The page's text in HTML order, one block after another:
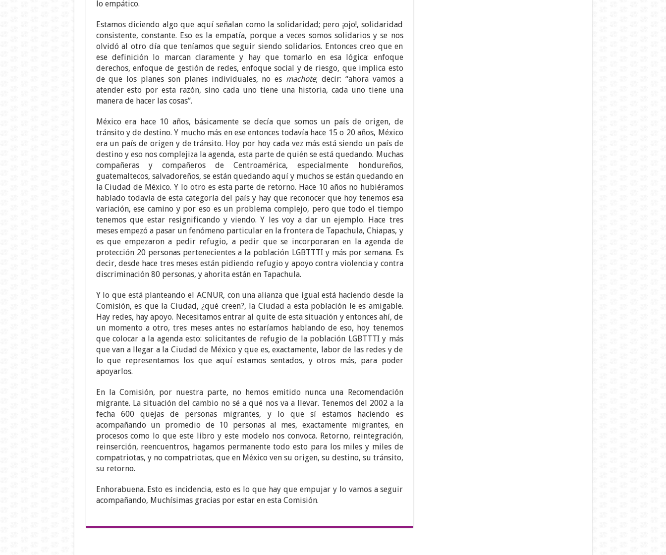
lo empático.
Estamos diciendo algo que aquí señalan como la solidaridad; pero ¡ojo!, solidaridad
consistente, constante. Eso es la empatía, porque a veces somos solidarios y se nos
olvidó al otro día que teníamos que seguir siendo solidarios. Entonces creo que en
ese definición lo marcan claramente y hay que tomarlo en esa lógica: enfoque
derechos, enfoque de gestión de redes, enfoque social y de riesgo, que implica esto
de que los planes son planes individuales, no es machote; decir: “ahora vamos a
atender esto por esta razón, sino cada uno tiene una historia, cada uno tiene una
manera de hacer las cosas”.
México era hace 10 años, básicamente se decía que somos un país de origen, de
tránsito y de destino. Y mucho más en ese entonces todavía hace 15 o 20 años, México
era un país de origen y de tránsito. Hoy por hoy cada vez más está siendo un país de
destino y eso nos complejiza la agenda, esta parte de quién se está quedando. Muchas
compañeras y compañeros de Centroamérica, especialmente hondureños,
guatemaltecos, salvadoreños, se están quedando aquí y muchos se están quedando en
la Ciudad de México. Y lo otro es esta parte de retorno. Hace 10 años no hubiéramos
hablado todavía de esta categoría del país y hay que reconocer que hoy tenemos esa
variación, ese camino y por eso es un problema complejo, pero que todo el tiempo
tenemos que estar resignificando y viendo. Y les voy a dar un ejemplo. Hace tres
meses empezó a pasar un fenómeno particular en la frontera de Tapachula, Chiapas, y
es que empezaron a pedir refugio, a pedir que se incorporaran en la agenda de
protección 20 personas pertenecientes a la población LGBTTTI y más por semana. Es
decir, desde hace tres meses están pidiendo refugio y apoyo contra violencia y contra
discriminación 80 personas, y ahorita están en Tapachula.
Y lo que está planteando el ACNUR, con una alianza que igual está haciendo desde la
Comisión, es que la Ciudad, ¿qué creen?, la Ciudad a esta población le es amigable.
Hay redes, hay apoyo. Necesitamos entrar al quite de esta situación y entonces ahí, de
un momento a otro, tres meses antes no estaríamos hablando de eso, hoy tenemos
que colocar a la agenda esto: solicitantes de refugio de la población LGBTTTI y más
que van a llegar a la Ciudad de México y que es, exactamente, labor de las redes y de
lo que representamos los que aquí estamos sentados, y otros más, para poder
apoyarlos.
En la Comisión, por nuestra parte, no hemos emitido nunca una Recomendación
migrante. La situación del cambio no sé a qué nos va a llevar. Tenemos del 2002 a la
fecha 600 quejas de personas migrantes, y lo que sí estamos haciendo es
acompañando un promedio de 10 personas al mes, exactamente migrantes, en
procesos como lo que este libro y este modelo nos convoca. Retorno, reintegración,
reinserción, reencuentros, hagamos permanente todo esto para los miles y miles de
compatriotas, y no compatriotas, que en México ven su origen, su destino, su tránsito,
su retorno.
Enhorabuena. Esto es incidencia, esto es lo que hay que empujar y lo vamos a seguir
acompañando, Muchísimas gracias por estar en esta Comisión.